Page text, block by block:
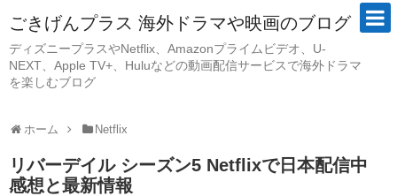
ごきげんプラス 海外ドラマや映画のブログ
ディズニープラスやNetflix、Amazonプライムビデオ、U-
NEXT、Apple TV+、Huluなどの動画配信サービスで海外ドラマ
を楽しむブログ
ホーム Netflix
リバーデイル シーズン5 Netflixで日本配信中
感想と最新情報